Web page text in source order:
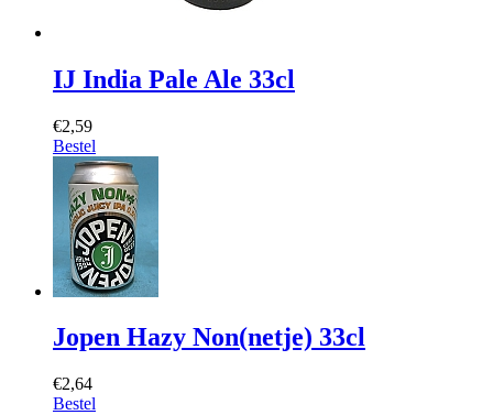
IJ India Pale Ale 33cl
€2,59
Bestel
Jopen Hazy Non(netje) 33cl
€2,64
Bestel